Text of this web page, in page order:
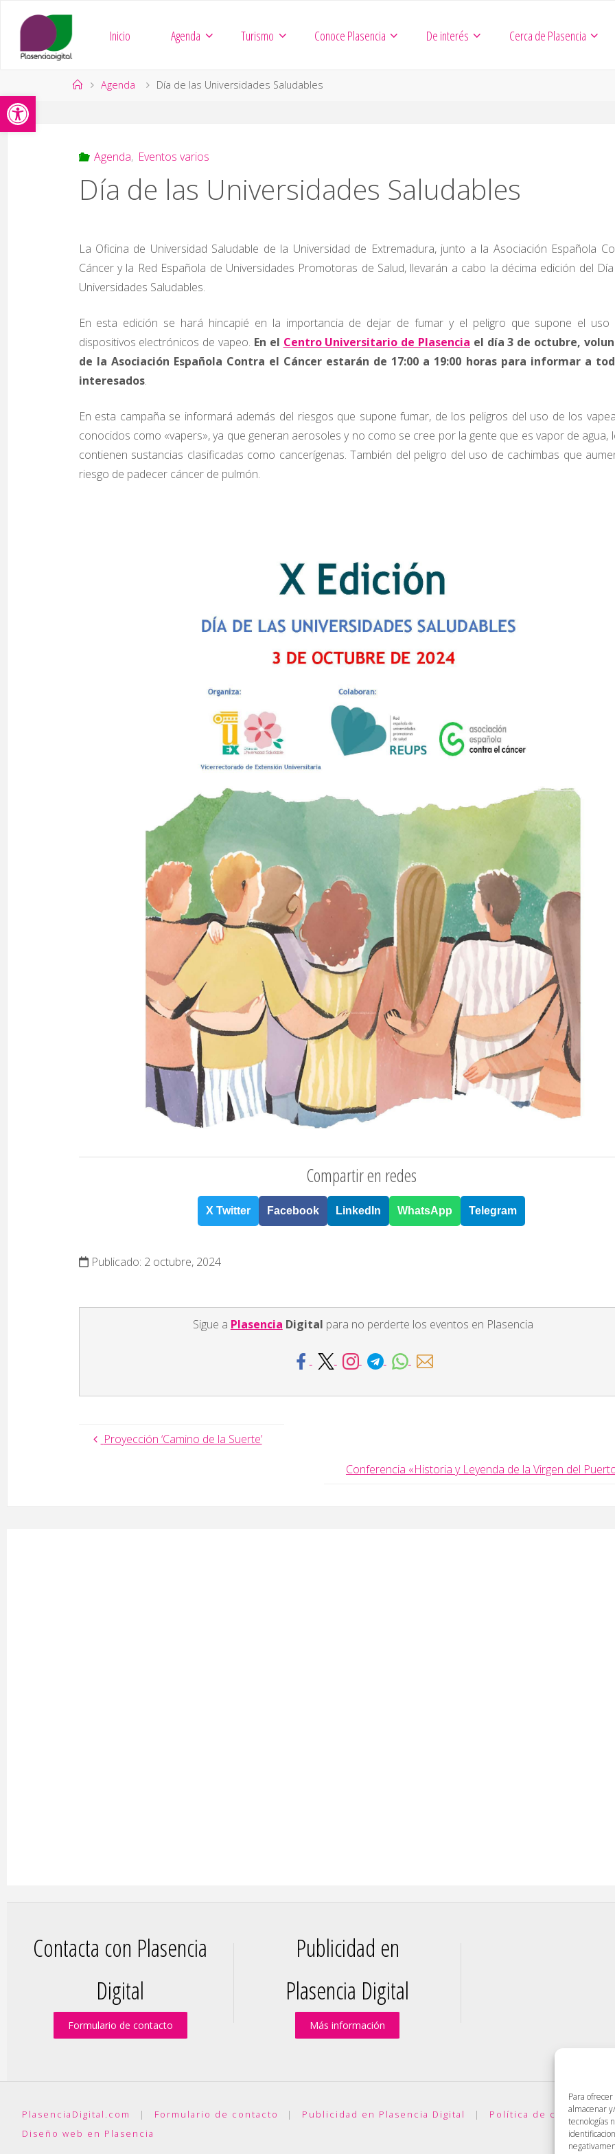
Abrir barra de herramientas
Para
almacenar
tecnologías
contenido
Inicio Agenda Turismo Conoce Plasencia De interés Cerca de Plasencia
PáginaAgenda Día de las Universidades Saludables
Agenda, Eventos varios
Día de las Universidades Saludables
La Oficina de Universidad Saludable de la Universidad de Extremadura, junto a la Asociación Española
Cáncer y la Red Española de Universidades Promotoras de Salud, llevarán a cabo la décima edición del
Universidades Saludables.
En esta edición se hará hincapié en la importancia de dejar de fumar y el peligro que supone el uso
dispositivos electrónicos de vapeo. En el Centro Universitario de Plasencia el día 3 de octubre,
de la Asociación Española Contra el Cáncer estarán de 17:00 a 19:00 horas para informar a
interesados.
En esta campaña se informará además del riesgos que supone fumar, de los peligros del uso de los
conocidos como «vapers», ya que generan aerosoles y no como se cree por la gente que es vapor de agua,
contienen sustancias clasificadas como cancerígenas. También del peligro del uso de cachimbas que
riesgo de padecer cáncer de pulmón.
Compartir en redes
X Twitter Facebook LinkedIn WhatsApp Telegram
Publicado: 2 octubre, 2024
Sigue a Plasencia Digital para no perderte los eventos en Plasencia
Proyección ‘Camino de la Suerte’
Conferencia «Historia y Leyenda de la Virgen del
Contacta con Plasencia
Digital
Formulario de contacto
Publicidad en
Plasencia Digital
Más información
PlasenciaDigital.com | Formulario de contacto | Publicidad en Plasencia Digital |
Política de cookies (UE)
Diseño web en Plasencia